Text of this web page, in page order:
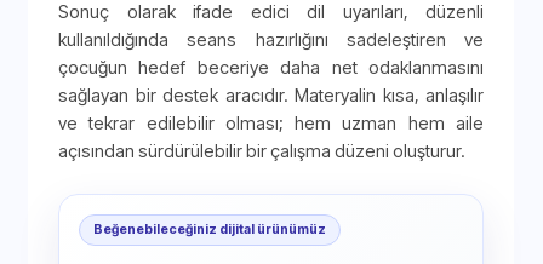
Sonuç olarak ifade edici dil uyarıları, düzenli
kullanıldığında seans hazırlığını sadeleştiren ve
çocuğun hedef beceriye daha net odaklanmasını
sağlayan bir destek aracıdır. Materyalin kısa, anlaşılır
ve tekrar edilebilir olması; hem uzman hem aile
açısından sürdürülebilir bir çalışma düzeni oluşturur.
Beğenebileceğiniz dijital ürünümüz